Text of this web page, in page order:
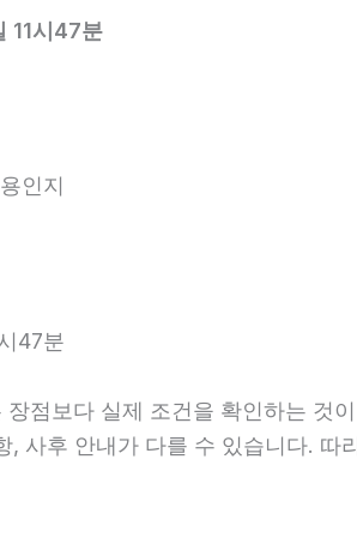
11시47분
인지
47분
점보다 실제 조건을 확인하는 것
사후 안내가 다를 수 있습니다.